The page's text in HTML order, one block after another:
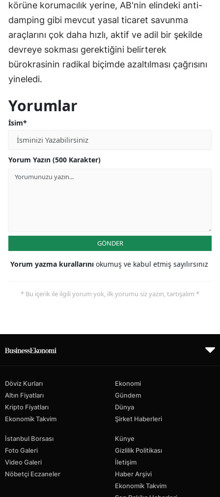
körüne korumacılık yerine, AB'nin elindeki anti-
damping gibi mevcut yasal ticaret savunma
araçlarını çok daha hızlı, aktif ve adil bir şekilde
devreye sokması gerektiğini belirterek
bürokrasinin radikal biçimde azaltılması çağrısını
yineledi.
Yorumlar
İsim*
Yorum Yazın (500 Karakter)
GÖNDER
Yorum yazma kurallarını okumuş ve kabul etmiş sayılırsınız
* Bu içerik ile ilgili yorum yok, ilk yorumu siz yazın, tartışalım *
Döviz Kurları
Altın Fiyatları
Kripto Fiyatları
Ekonomik Takvim
Ekonomi
Gündem
Dünya
Şirket Haberleri
İstanbul Borsası
Foto Galeri
Video Galeri
Nöbetçi Eczaneler
Künye
Gizlilik Politikası
İletişim
Haber Arşivi
Ekonomik Takvim